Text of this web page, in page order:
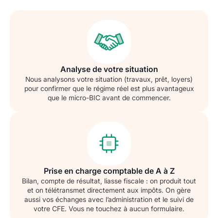
Analyse de votre situation
Nous analysons votre situation (travaux, prêt, loyers)
pour confirmer que le régime réel est plus avantageux
que le micro-BIC avant de commencer.
Prise en charge comptable de A à Z
Bilan, compte de résultat, liasse fiscale : on produit tout
et on télétransmet directement aux impôts. On gère
aussi vos échanges avec l’administration et le suivi de
votre CFE. Vous ne touchez à aucun formulaire.